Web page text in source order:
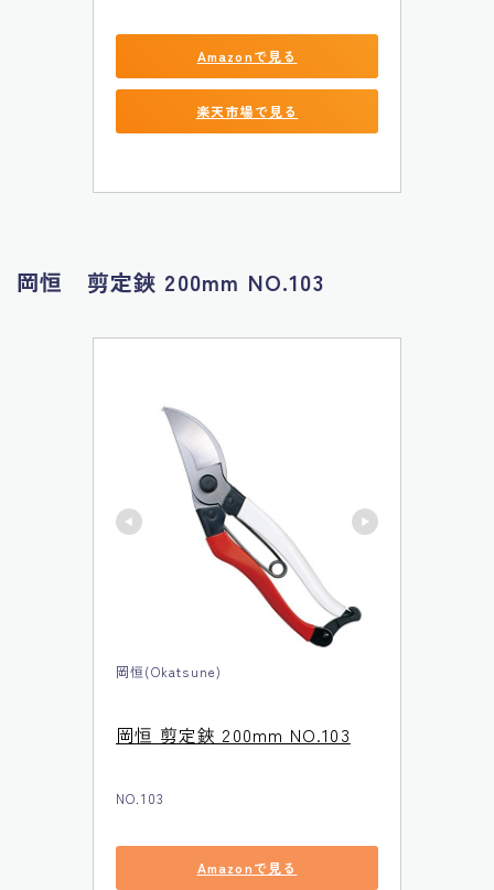
Amazonで見る
楽天市場で見る
岡恒 剪定鋏 200mm NO.103
岡恒(Okatsune)
岡恒 剪定鋏 200mm NO.103
NO.103
Amazonで見る